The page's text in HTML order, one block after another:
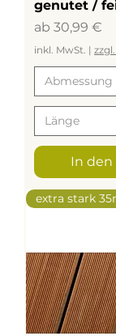
genutet /
ab 30,99 €
Sale-Preis
inkl. MwSt. |
In den
extra stark